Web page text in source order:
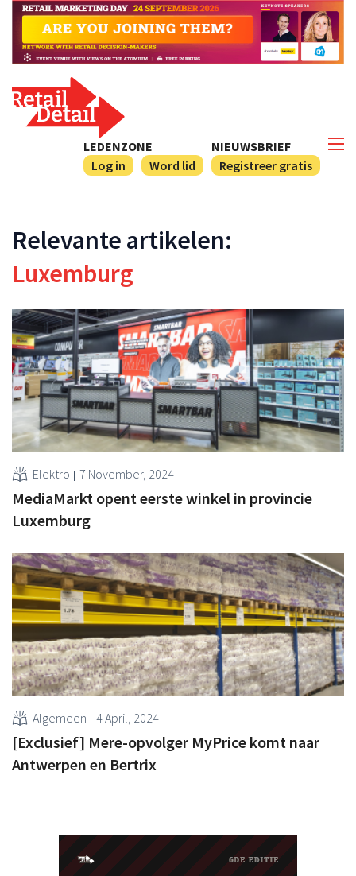
NIEUWSBRIEF
Registreer gratis
LEDENZONE
Log in
Word lid
Relevante artikelen:
Luxemburg
Elektro 7 November, 2024
MediaMarkt opent eerste winkel in provincie
Luxemburg
Algemeen 4 April, 2024
[Exclusief] Mere-opvolger MyPrice komt naar
Antwerpen en Bertrix